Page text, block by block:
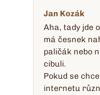
Jan Kozák
Aha, tady jde
má česnek
paličák nebo
cibuli.
Pokud se
internetu